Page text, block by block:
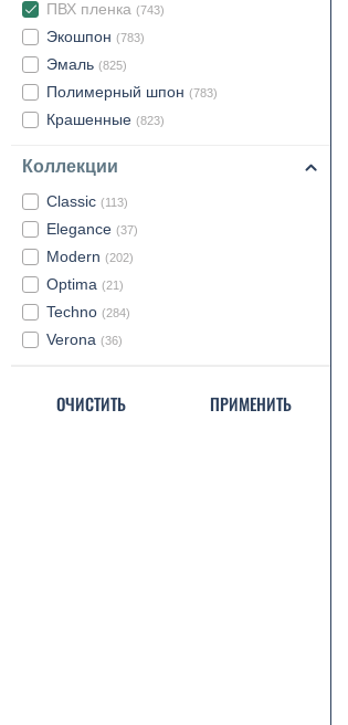
ПВХ пленка (743)
Экошпон (783)
Эмаль (825)
Полимерный шпон (783)
Крашенные (823)
Коллекции
Classic (113)
Elegance (37)
Modern (202)
Optima (21)
Techno (284)
Verona (36)
ОЧИСТИТЬ ПРИМЕНИТЬ